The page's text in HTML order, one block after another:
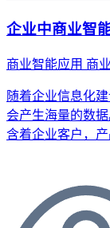
企业中商业智
商业智能应用 商
随着企业信息化
会产生海量的数
含着企业客户，